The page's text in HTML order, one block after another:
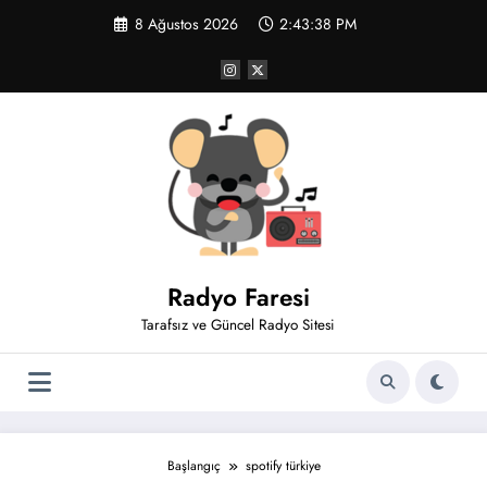
8 Ağustos 2026 2:43:38 PM
Radyo Faresi
Tarafsız ve Güncel Radyo Sitesi
Başlangıç spotify türkiye